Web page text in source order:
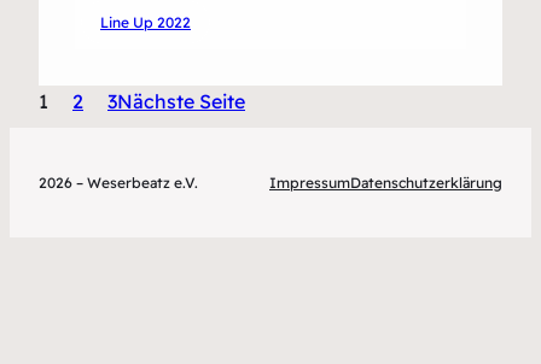
Line Up 2022
1 2 3Nächste Seite
2026 – Weserbeatz e.V. ImpressumDatenschutzerklärung